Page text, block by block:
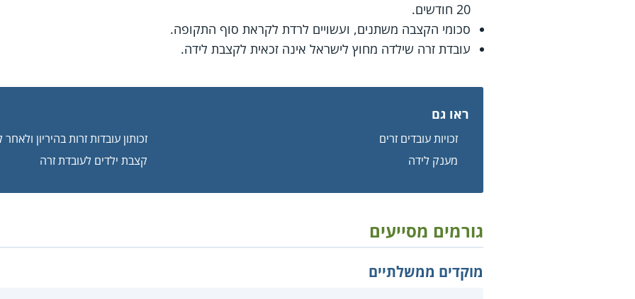
20 חודשים.
סכומי הקצבה משתנים, ועשויים לרדת לקראת סוף התקופה.
עובדת זרה שילדה מחוץ לישראל אינה זכאית לקצבת לידה.
ראו גם
זכויות עובדים זרים
זכותון עובדות זרות בהיריון ולאחר
מענק לידה
קצבת ילדים לעובדת זרה
גורמים מסייעים
מוקדים ממשלתיים